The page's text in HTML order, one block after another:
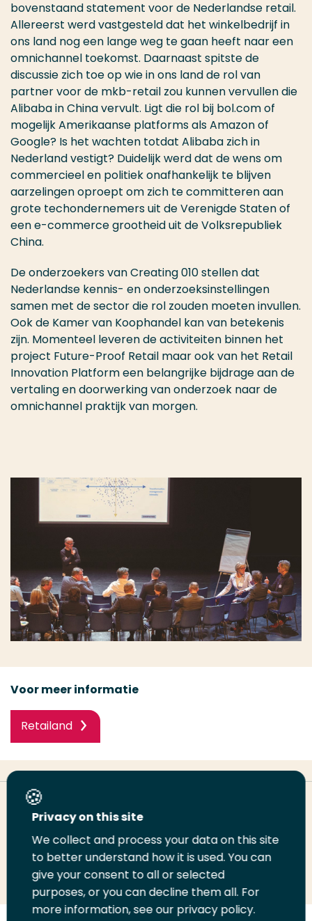
bovenstaand statement voor de Nederlandse retail.
Allereerst werd vastgesteld dat het winkelbedrijf in
ons land nog een lange weg te gaan heeft naar een
omnichannel toekomst. Daarnaast spitste de
discussie zich toe op wie in ons land de rol van
partner voor de mkb-retail zou kunnen vervullen die
Alibaba in China vervult. Ligt die rol bij bol.com of
mogelijk Amerikaanse platforms als Amazon of
Google? Is het wachten totdat Alibaba zich in
Nederland vestigt? Duidelijk werd dat de wens om
commercieel en politiek onafhankelijk te blijven
aarzelingen oproept om zich te committeren aan
grote techondernemers uit de Verenigde Staten of
een e-commerce grootheid uit de Volksrepubliek
China.
De onderzoekers van Creating 010 stellen dat
Nederlandse kennis- en onderzoeksinstellingen
samen met de sector die rol zouden moeten invullen.
Ook de Kamer van Koophandel kan van betekenis
zijn. Momenteel leveren de activiteiten binnen het
project Future-Proof Retail maar ook van het Retail
Innovation Platform een belangrijke bijdrage aan de
vertaling en doorwerking van onderzoek naar de
omnichannel praktijk van morgen.
Voor meer informatie
Retailand
Deel deze pagina
Deel
LinkedIn
Deel
op
Twitter
Deel
op
Facebook
Email
deze
pagina
Print
deze
pagina
Privacy on this site
We collect and process your data on this site
to better understand how it is used. You can
give your consent to all or selected
purposes, or you can decline them all. For
more information, see our privacy policy.